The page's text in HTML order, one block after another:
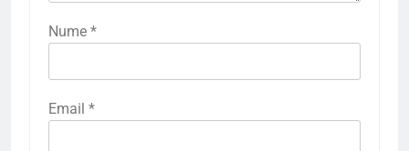
Nume *
Email *